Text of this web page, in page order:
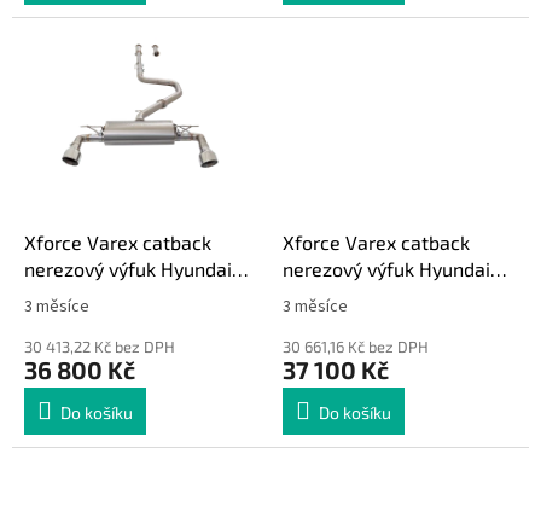
Xforce Varex catback
nerezový výfuk Hyundai
i30N hatchback FL 2021+
3 měsíce
30 413,22 Kč bez DPH
36 800 Kč
Do košíku
Xforce Varex catback
nerezový výfuk Hyundai
i30N fastback 2019-
3 měsíce
30 661,16 Kč bez DPH
37 100 Kč
Do košíku